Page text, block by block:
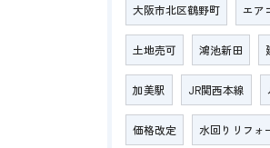
大阪市北区鶴野町 エア
土地売可 鴻池新田
加美駅 JR関西本線
価格改定 水回りリフォ